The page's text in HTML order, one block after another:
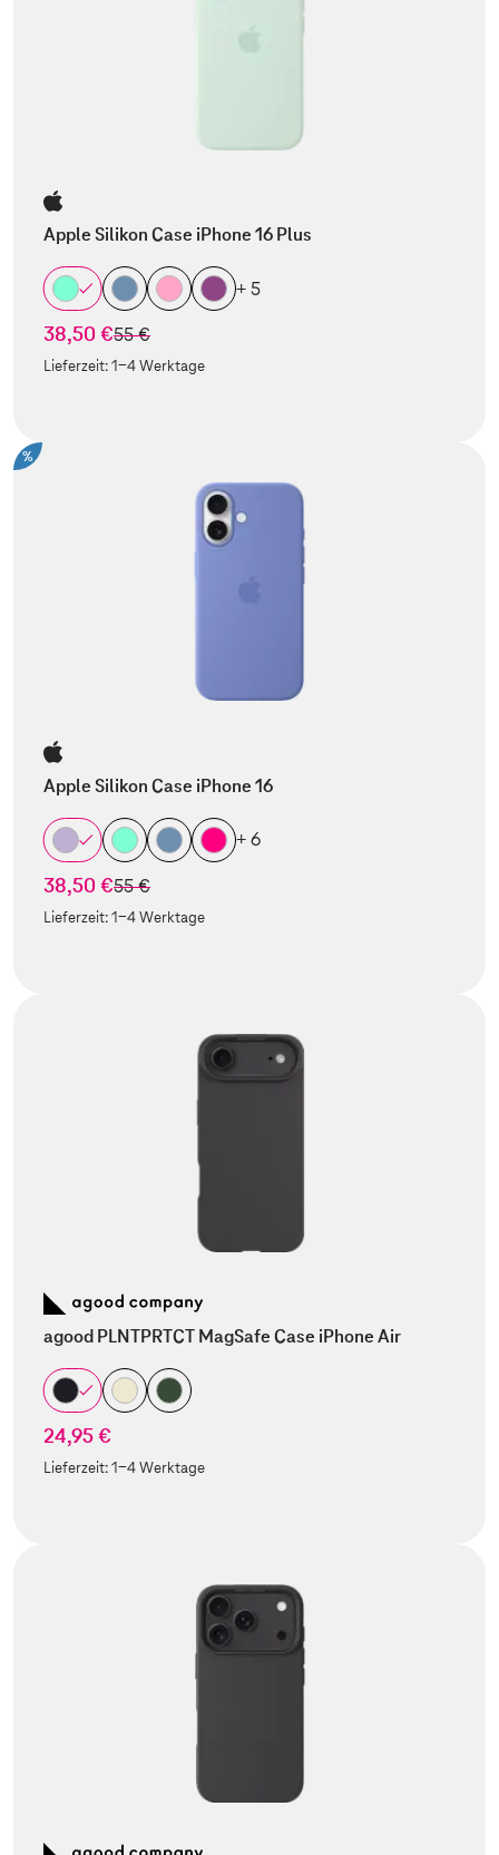
Apple Silikon Case iPhone 16 Plus
+ 5
38,50 €statt
55 €
Lieferzeit:1-4 Werktage
%
Apple Silikon Case iPhone 16
+ 6
38,50 €statt
55 €
Lieferzeit:1-4 Werktage
agood PLNTPRTCT MagSafe Case iPhone Air
24,95 €
Lieferzeit:1-4 Werktage